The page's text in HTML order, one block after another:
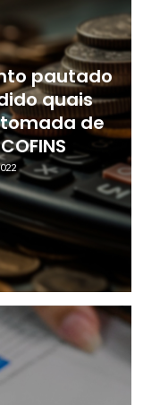
pautado
quais
de